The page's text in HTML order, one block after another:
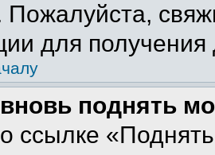
Пожалуйста,
для
поднять
ссылке